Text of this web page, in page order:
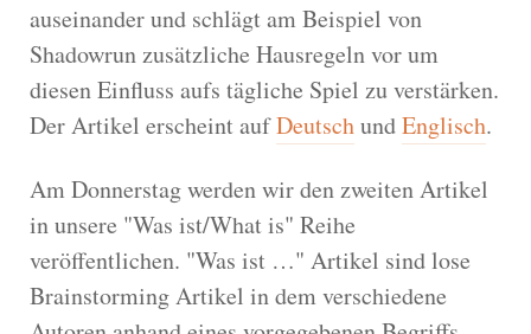
auseinander und schlägt am Beispiel von
Shadowrun zusätzliche Hausregeln vor um
diesen Einfluss aufs tägliche Spiel zu verstärken.
Der Artikel erscheint aufDeutschundEnglisch.
Am Donnerstag werden wir den zweiten Artikel
in unsere "Was ist/What is" Reihe
veröffentlichen. "Was ist …" Artikel sind lose
Brainstorming Artikel in dem verschiedene